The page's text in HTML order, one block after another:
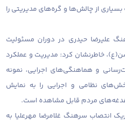
از چالش‌ها و گره‌های مدیریتی را
علیرضا حیدری در دوران مسئولیت
خاطرنشان کرد: مدیریت و عملکرد
و هماهنگی‌های اجرایی، نمونه
نظامی و اجرایی را به نمایش
مردم قابل مشاهده است.
انتصاب سرهنگ غلامرضا مهرعلیا به